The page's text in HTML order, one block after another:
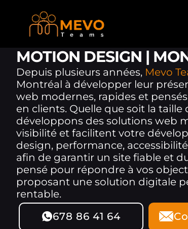
MOTION DESIGN |
Depuis plusieurs années, Mevo
Montréal à développer leur
web modernes, rapides et
en clients. Quelle que soit la
développons des solutions web
visibilité et facilitent votre
design, performance,
afin de garantir un site fiable et
pensé pour répondre à vos
proposant une solution digitale
rentable.
678 86 41 64